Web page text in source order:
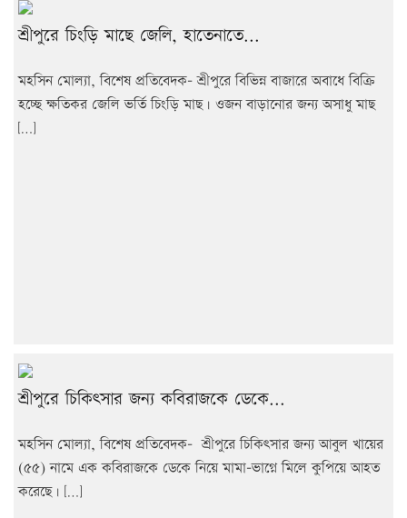
শ্রীপুরে চিংড়ি মাছে জেলি, হাতেনাতে...
মহসিন মোল্যা, বিশেষ প্রতিবেদক- শ্রীপুরে বিভিন্ন বাজারে অবাধে বিক্রি
হচ্ছে ক্ষতিকর জেলি ভর্তি চিংড়ি মাছ। ওজন বাড়ানোর জন্য অসাধু মাছ
[…]
শ্রীপুরে চিকিৎসার জন্য কবিরাজকে ডেকে...
মহসিন মোল্যা, বিশেষ প্রতিবেদক- শ্রীপুরে চিকিৎসার জন্য আবুল খায়ের
(৫৫) নামে এক কবিরাজকে ডেকে নিয়ে মামা-ভাগ্নে মিলে কুপিয়ে আহত
করেছে। […]